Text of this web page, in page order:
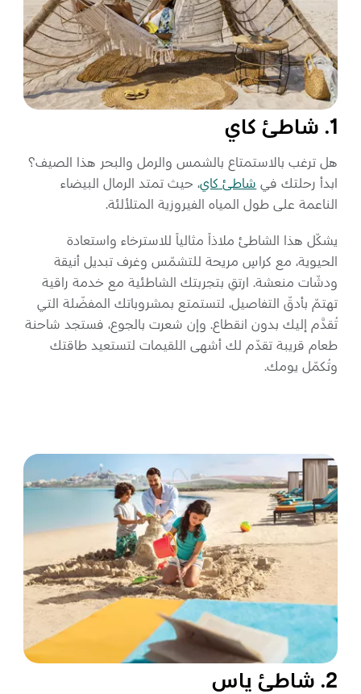
المفضلة رسم خريطة
أبو ظبي
منطقة الظفرة
مركز أبوظبي الوطني للمعارض والمؤتمرات
1. شاطئ كاي
هل ترغب بالاستمتاع بالشمس والرمل والبحر هذا الصيف؟
ابدأ رحلتك في شاطئ كاي، حيث تمتد الرمال البيضاء
الناعمة على طول المياه الفيروزية المتلألئة.
يشكّل هذا الشاطئ ملاذاً مثالياً للاسترخاء واستعادة
الحيوية، مع كراسٍ مريحة للتشمّس وغرف تبديل أنيقة
ودشّات منعشة. ارتقِ بتجربتك الشاطئية مع خدمة راقية
تهتمّ بأدقّ التفاصيل، لتستمتع بمشروباتك المفضّلة التي
تُقدَّم إليك بدون انقطاع. وإن شعرت بالجوع، فستجد شاحنة
طعام قريبة تقدّم لك أشهى اللقيمات لتستعيد طاقتك
وتُكمّل يومك.
2. شاطئ ياس